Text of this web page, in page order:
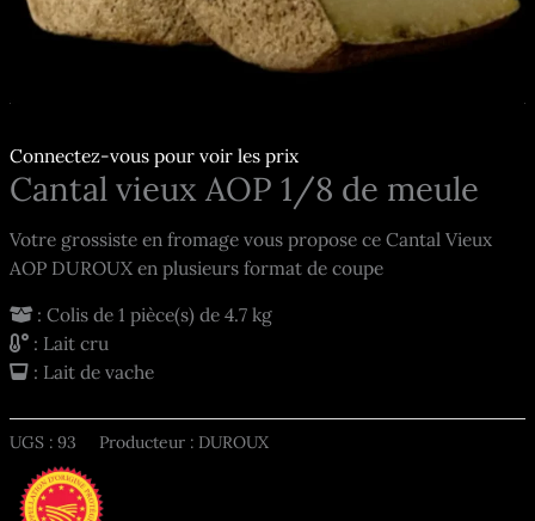
Connectez-vous pour voir les prix
Cantal vieux AOP 1/8 de meule
Votre grossiste en fromage vous propose ce Cantal Vieux
AOP DUROUX en plusieurs format de coupe
: Colis de 1 pièce(s) de 4.7 kg
: Lait cru
: Lait de vache
UGS :93 Producteur : DUROUX